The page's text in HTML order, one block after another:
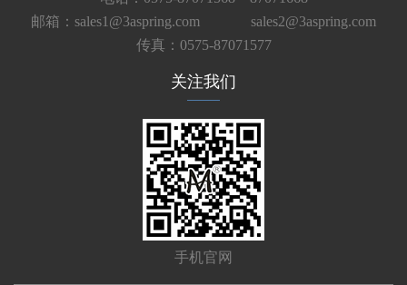
邮箱：sales1@3aspring.com
sales2@3aspring.com
传真：0575-87071577
关注我们
手机官网